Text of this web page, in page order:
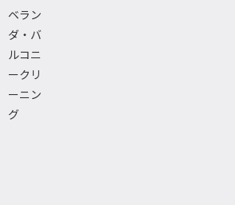
ベラン
ダ・バ
ルコニ
ークリ
ーニン
グ